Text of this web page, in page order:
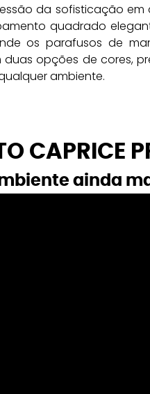
da sofisticação
quadrado
os parafusos de
duas opções de cores,
ambiente.
CAPRICE
ainda